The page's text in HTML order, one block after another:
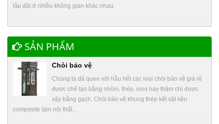
lắp đặt ở nhiều không gian khác nhau.
SẢN PHẨM
Chòi bảo vệ
Chúng ta đã quen với hầu hết các loại chòi bảo vệ giá rẻ
được chế tạo bằng nhôm, thép, inox hay thậm chí được
xây bằng gạch. Chòi bảo vệ khung thép kết vật liệu
composite làm nội thất…